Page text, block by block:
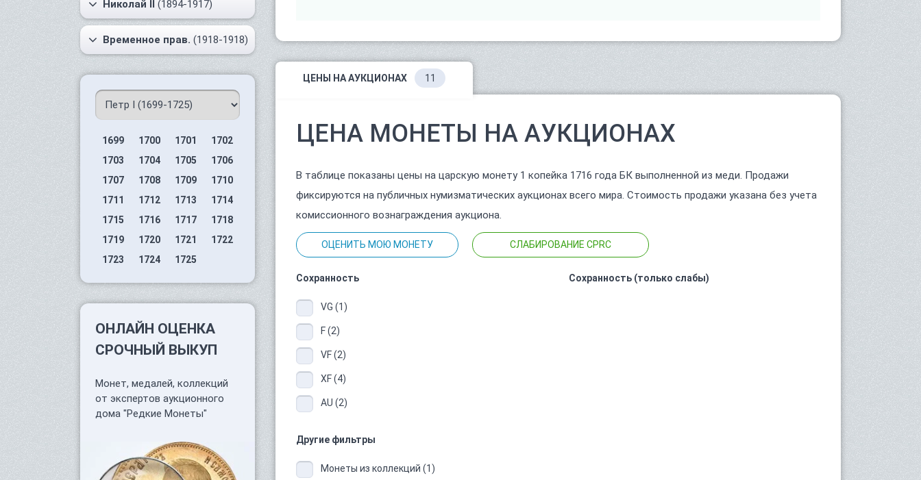
Николай II (1894-1917)
Временное прав. (1918-1918)
1699 1700 1701
1702
1703
1704 1705
1706
1707
1708 1709
1710
1711
1712 1713
1714
1715
1716 1717
1718
1719
1720 1721
1722
1723
1724 1725
ОНЛАЙН ОЦЕНКА
СРОЧНЫЙ ВЫКУП
Монет, медалей, коллекций
от экспертов аукционного
дома "Редкие Монеты"
ЦЕНЫ НА АУКЦИОНАХ 11
ЦЕНА МОНЕТЫ НА АУКЦИОНАХ
В таблице показаны цены на царскую монету 1 копейка 1716 года БК выполненной из меди. Продажи
фиксируются на публичных нумизматических аукционах всего мира. Стоимость продажи указана без учета
комиссионного вознаграждения аукциона.
ОЦЕНИТЬ МОЮ МОНЕТУ СЛАБИРОВАНИЕ CPRC
Сохранность
VG (1)
F (2)
VF (2)
XF (4)
AU (2)
Сохранность (только слабы)
Другие фильтры
Монеты из коллекций (1)